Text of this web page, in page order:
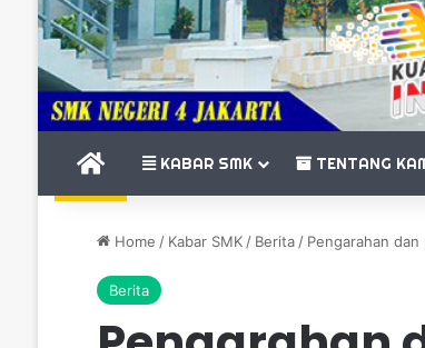
BERANDAKABAR SMK TENTANG
Home / Kabar SMK / Berita / Pengarahan
Berita